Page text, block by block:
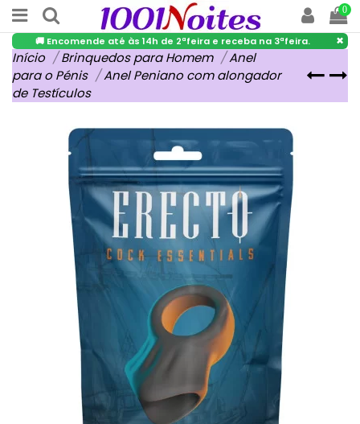
0
🚚 Encomende até às 14h de 2ªfeira e receba na 3ªfeira. ×
Início Brinquedos para Homem
Anel
para o Pénis
Anel Peniano com alongador
de Testículos